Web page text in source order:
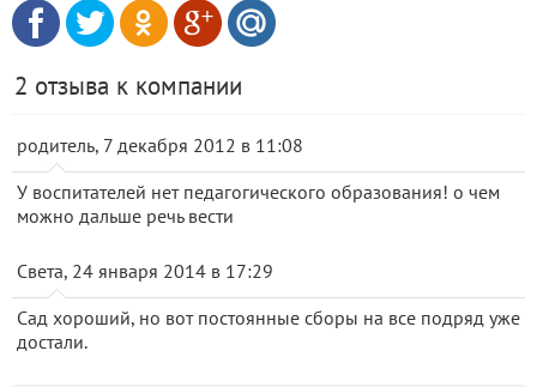
2 отзыва к компании
родитель, 7 декабря 2012 в 11:08
У воспитателей нет педагогического образования! о чем
можно дальше речь вести
Света, 24 января 2014 в 17:29
Сад хороший, но вот постоянные сборы на все подряд уже
достали.